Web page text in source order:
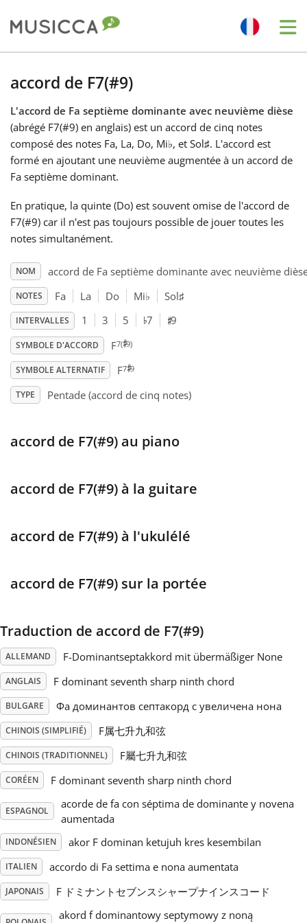
Български
Dansk
Deutsch
Español
Français
한국어
Svenska
Tiếng Việt
Türkçe
Українська
简体中文
accord de F7(#9)
L'accord de Fa septième dominante avec neuvième dièse
(abrégé F7(#9) en anglais) est un accord de cinq notes
composé des notes Fa, La, Do, Mi♭, et Sol♯. L'accord est
formé en ajoutant une neuvième augmentée à un accord de
Fa septième dominant.
En pratique, la quinte (Do) est souvent omise de l'accord de
F7(#9) car il n'est pas toujours possible de jouer toutes les
notes simultanément.
NOM accord de Fa septième dominante avec neuvième
NOTES Fa La Do Mi♭ Sol♯
INTERVALLES 1 3 5 ♭7 ♯9
SYMBOLE D'ACCORD F7(♯9)
SYMBOLE ALTERNATIF F7♯9
TYPE Pentade (accord de cinq notes)
accord de F7(#9) au piano
accord de F7(#9) à la guitare
accord de F7(#9) à l'ukulélé
accord de F7(#9) sur la portée
Traduction de accord de F7(#9)
ALLEMAND F-Dominantseptakkord mit übermäßiger None
ANGLAIS F dominant seventh sharp ninth chord
BULGARE Фа доминантов септакорд с увеличена нона
CHINOIS (SIMPLIFIÉ) F属七升九和弦
CHINOIS (TRADITIONNEL) F屬七升九和弦
CORÉEN F dominant seventh sharp ninth chord
ESPAGNOL
acorde de fa con séptima de dominante y novena
aumentada
INDONÉSIEN akor F dominan ketujuh kres kesembilan
ITALIEN accordo di Fa settima e nona aumentata
JAPONAIS F ドミナントセブンスシャープナインスコード
akord f dominantowy septymowy z noną